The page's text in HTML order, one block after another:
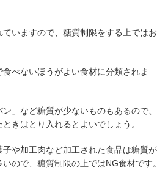
いますので、糖質制限をする上ではお
べないほうがよい食材に分類されま
」など糖質が少ないものもあるので、
きはとり入れるとよいでしょう。
や加工肉など加工された食品は糖質が
ので、糖質制限の上ではNG食材です。